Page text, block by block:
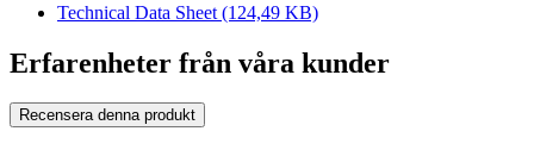
Technical Data Sheet (124,49 KB)
Erfarenheter från våra kunder
Recensera denna produkt